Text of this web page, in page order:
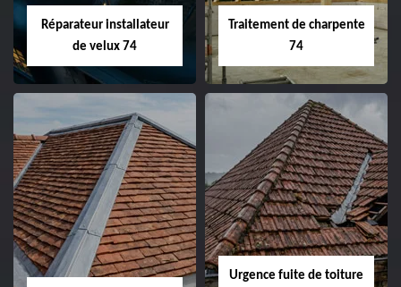
Réparateur installateur
de velux 74
Traitement de charpente
74
Urgence fuite de toiture